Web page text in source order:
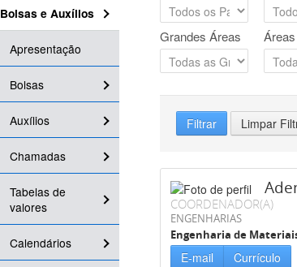
Bolsas e Auxílios
Apresentação
Bolsas
Auxílios
Chamadas
Tabelas de
valores
Calendários
Grandes Áreas Áreas
Filtrar Limpar
COORDENADOR(A)
ENGENHARIAS
Engenharia de
E-mail Currículo